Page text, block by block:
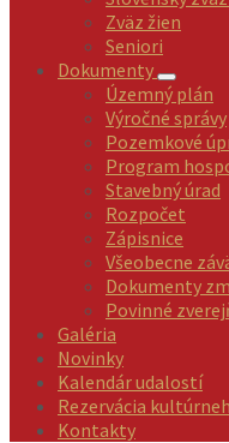
Zväz žien
Seniori
Dokumenty
Územný plán
Výročné správy
Pozemkové
Program
Stavebný úrad
Rozpočet
Zápisnice
Všeobecne
Dokumenty
Povinné
Galéria
Novinky
Kalendár udalostí
Rezervácia
Kontakty